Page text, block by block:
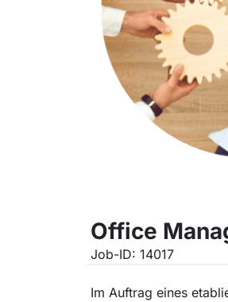
Office
Job-ID: 14017
Im Auftrag eines